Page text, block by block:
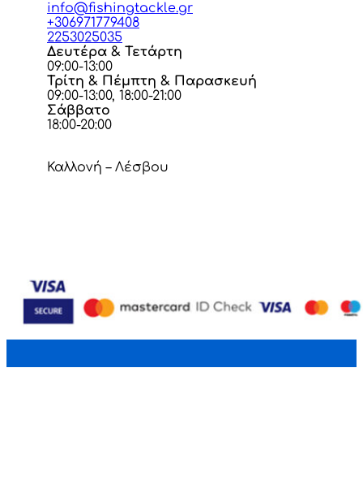
info@fishingtackle.gr
+306971779408
2253025035
Δευτέρα & Τετάρτη
09:00-13:00
Τρίτη & Πέμπτη & Παρασκευή
09:00-13:00, 18:00-21:00
Σάββατο
18:00-20:00
Καλλονή – Λέσβου